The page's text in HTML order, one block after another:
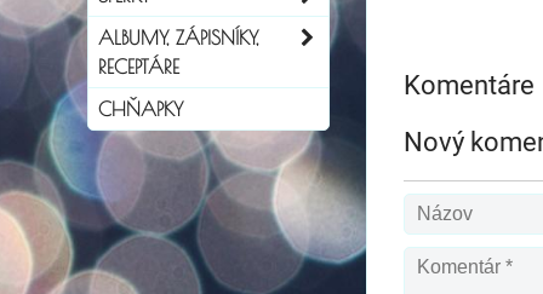
Komentáre
Nový
ALBUMY, ZÁPISNÍKY,
RECEPTÁRE
CHŇAPKY